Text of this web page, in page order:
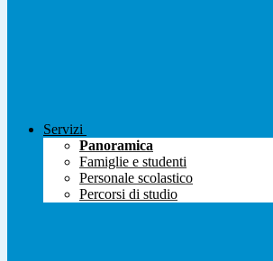
Servizi
Panoramica
Famiglie e studenti
Personale scolastico
Percorsi di studio